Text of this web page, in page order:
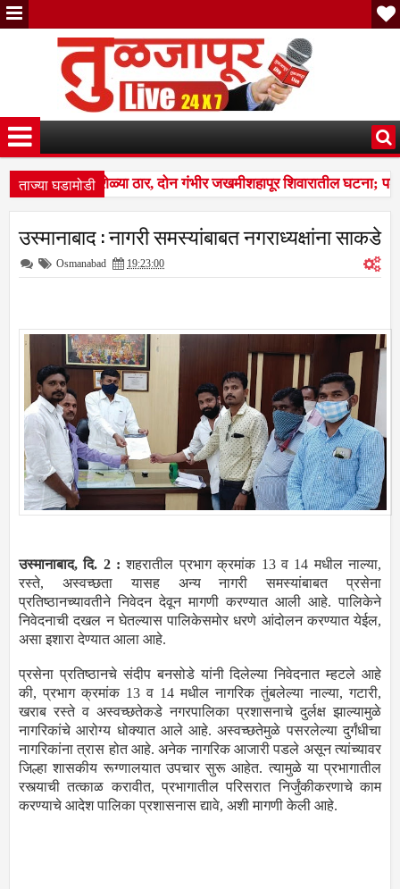
ताज्या घडामोडी
पडला; सहा शेळ्या ठार, दोन गंभीर जखमीशहापूर शिवारातील घटना;
लाखांचा गंडा; तुळजापूर तालुक्यातील दाम्पत्याची आर्थिक फसवणूक;
पडला; सहा शेळ्या ठार, दोन गंभीर जखमीशहापूर शिवारातील घटना;
उस्मानाबाद : नागरी समस्यांबाबत नगराध्यक्षांना साकडे
Osmanabad 19:23:00
उस्मानाबाद, दि. 2 :शहरातील प्रभाग क्रमांक 13 व 14 मधील नाल्या,
रस्ते, अस्वच्छता यासह अन्य नागरी समस्यांबाबत प्रसेना
प्रतिष्ठानच्यावतीने निवेदन देवून मागणी करण्यात आली आहे. पालिकेने
निवेदनाची दखल न घेतल्यास पालिकेसमोर धरणे आंदोलन करण्यात येईल,
असा इशारा देण्यात आला आहे.
प्रसेना प्रतिष्ठानचे संदीप बनसोडे यांनी दिलेल्या निवेदनात म्हटले आहे
की, प्रभाग क्रमांक 13 व 14 मधील नागरिक तुंबलेल्या नाल्या, गटारी,
खराब रस्ते व अस्वच्छतेकडे नगरपालिका प्रशासनाचे दुर्लक्ष झाल्यामुळे
नागरिकांचे आरोग्य धोक्यात आले आहे. अस्वच्छतेमुळे पसरलेल्या दुर्गंधीचा
नागरिकांना त्रास होत आहे. अनेक नागरिक आजारी पडले असून त्यांच्यावर
जिल्हा शासकीय रूग्णालयात उपचार सुरू आहेत. त्यामुळे या प्रभागातील
रस्त्याची तत्काळ करावीत, प्रभागातील परिसरात निर्जुंकीकरणाचे काम
करण्याचे आदेश पालिका प्रशासनास द्यावे, अशी मागणी केली आहे.